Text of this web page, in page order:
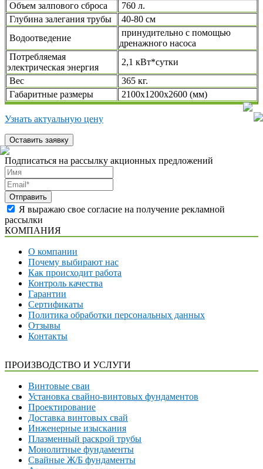
Объем залпового сброса
760 л.
Глубина залегания трубы
40-80 см
Водоотведение
принудительно с помощью
дренажного насоса
Потребляемая
электрическая энергия
2,1 кВт*сутки
Вес
365 кг.
Габаритные размеры
2100x1200x2600 (мм)
Узнать актуальную цену
Подписаться на рассылку акционных предложений
Я выражаю свое согласие на получение рекламной
рассылки
КОМПАНИЯ
О компании
Почему выбирают нас
Как происходит работа
Контроль качества
Гарантии
Сертификаты
Политика обработки персональных данных
Отзывы
Контакты
ПРОИЗВОДСТВО И УСЛУГИ
Винтовые сваи
Установка свайно-винтовых фундаментов
Проектирование
Доставка винтовых свай
Инженерные изыскания
Плазменный раскрой трубы
Монолитные фундаменты
Свайные Ж/Б фундаменты